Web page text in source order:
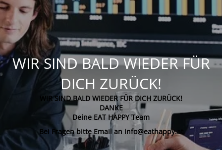
WIR SIND BALD WIEDER FÜR
DICH ZURÜCK!
WIR SIND BALD WIEDER FÜR DICH ZURÜCK!
DANKE
Deine EAT HAPPY Team
Bei Fragen bitte Email an info@eathappy.at